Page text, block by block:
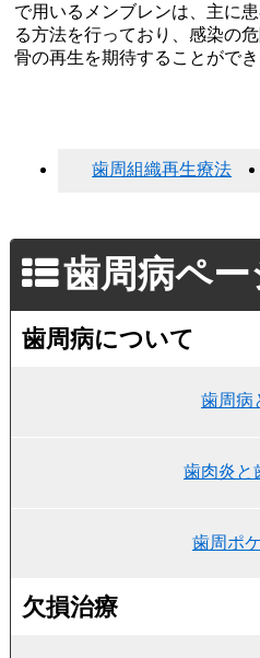
で用いるメンブレンは、主に
る方法を行っており、感染の
骨の再生を期待することができ
歯周組織再生療法
歯周病ペ
歯周病について
歯周病
歯肉炎と
歯周ポ
欠損治療